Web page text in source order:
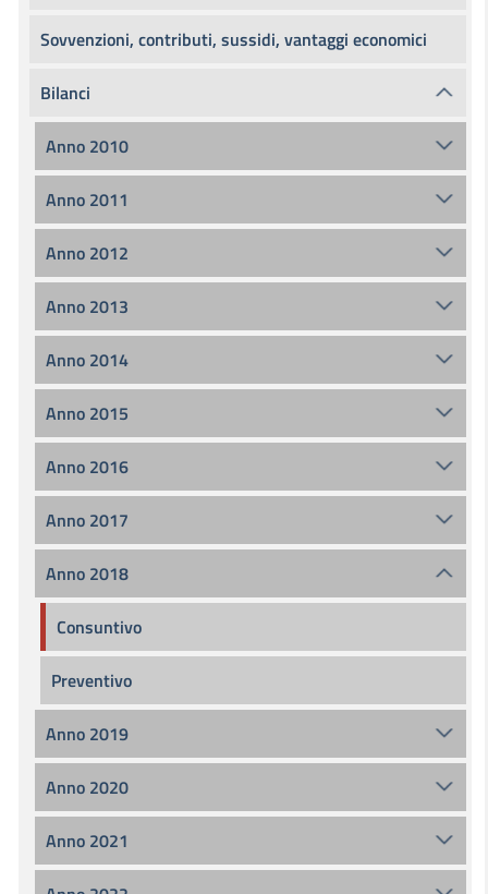
Sovvenzioni, contributi, sussidi, vantaggi economici
Bilanci
Anno 2010
Anno 2011
Anno 2012
Anno 2013
Anno 2014
Anno 2015
Anno 2016
Anno 2017
Anno 2018
Consuntivo
Preventivo
Anno 2019
Anno 2020
Anno 2021